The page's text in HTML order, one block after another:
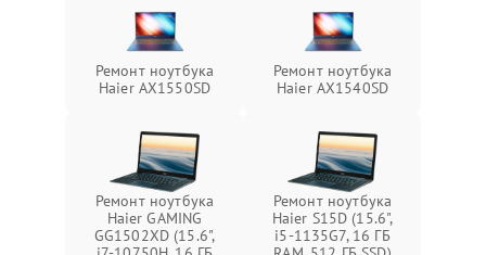
Ремонт ноутбука
Haier AX1550SD
Ремонт ноутбука
Haier AX1540SD
Ремонт ноутбука
Haier GAMING
GG1502XD (15.6",
Ремонт ноутбука
Haier S15D (15.6",
i5-1135G7, 16 ГБ